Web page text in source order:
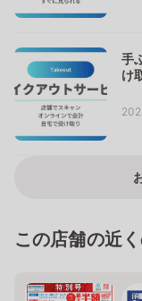
手
け
この店舗の近